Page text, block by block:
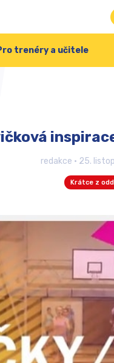
trenéry a učitele
redakce • 25.
Krátce z